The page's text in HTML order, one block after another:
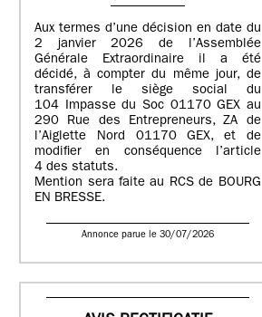
Aux termes d’une décision en date du
2 janvier 2026 de l’Assemblée
Générale Extraordinaire il a été
décidé, à compter du même jour, de
transférer le siège social du
104 Impasse du Soc 01170 GEX au
290 Rue des Entrepreneurs, ZA de
l’Aiglette Nord 01170 GEX, et de
modifier en conséquence l’article
4 des statuts.
Mention sera faite au RCS de BOURG
EN BRESSE.
Annonce parue le 30/07/2026